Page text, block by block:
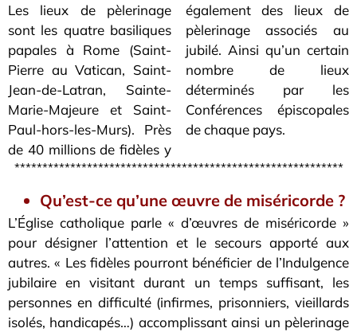
Les lieux de pèlerinage
sont les quatre basiliques
papales à Rome (Saint-
Pierre au Vatican, Saint-
Jean-de-Latran, Sainte-
Marie-Majeure et Saint-
Paul-hors-les-Murs). Près
de 40 millions de fidèles y
également des lieux de
pèlerinage associés au
jubilé. Ainsi qu’un certain
nombre de lieux
déterminés par les
Conférences épiscopales
de chaque pays.
***********************************************************
Qu’est-ce qu’une œuvre de miséricorde ?
L’Église catholique parle « d’œuvres de miséricorde »
pour désigner l’attention et le secours apporté aux
autres. « Les fidèles pourront bénéficier de l’Indulgence
jubilaire en visitant durant un temps suffisant, les
personnes en difficulté (infirmes, prisonniers, vieillards
isolés, handicapés…) accomplissant ainsi un pèlerinage